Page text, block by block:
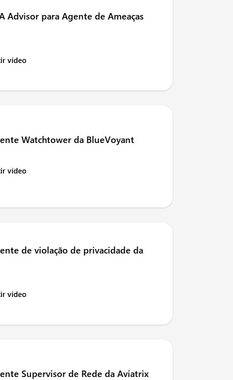
Advisor para Agente de Ameaças
vídeo
Watchtower da BlueVoyant
vídeo
de violação de privacidade da
vídeo
Supervisor de Rede da Aviatrix